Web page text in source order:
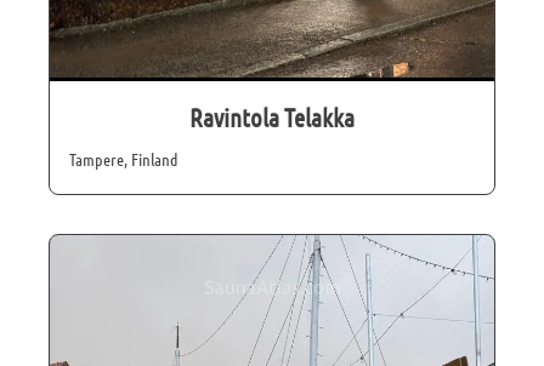
Ravintola Telakka
Tampere, Finland